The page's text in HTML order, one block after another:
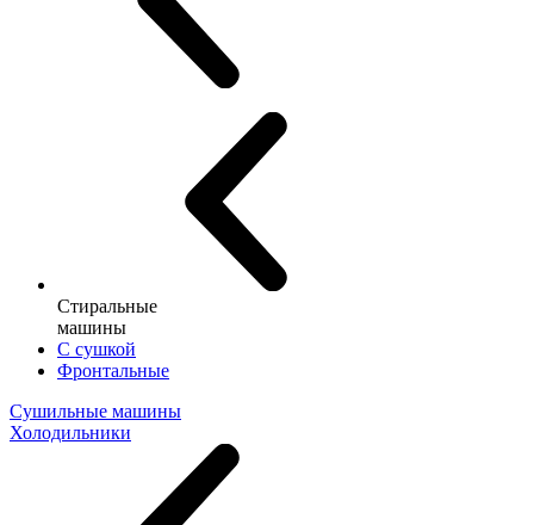
Стиральные
машины
С сушкой
Фронтальные
Сушильные машины
Холодильники